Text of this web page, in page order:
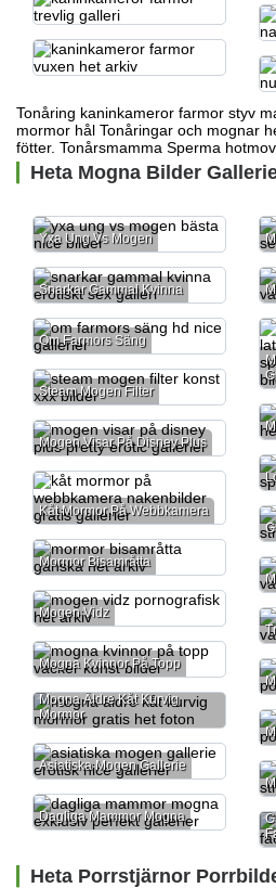
Tonåring kaninkameror farmor styv
mormor hål Tonåringar och mognar
fötter. Tonårsmamma Sperma
Heta Mogna Bilder
Yxa Ung Vs Mogen
Snarkar Gammal Kvinna
Om Farmors Säng
Steam Mogen Filter
Mogen Visar På Disney Plus
Kåt Mormor På Webbkamera
Mormor Bisamråtta
Mogen Vidz
Mogna Kvinnor På Topp
Mogna Äldre Kåt Kurvig
Mormor
Asiatiska Mogen Gallerie
Dagliga Mammor Mogna
Heta Porrstjärnor